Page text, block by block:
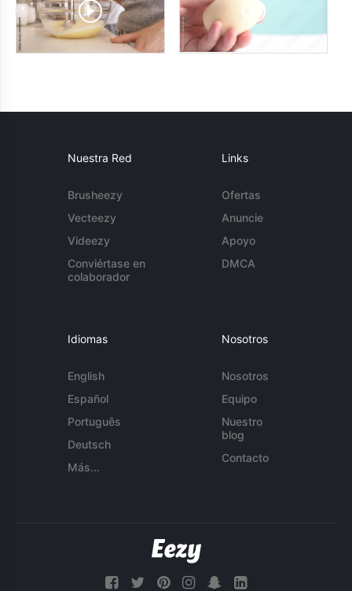
Nuestra Red
Brusheezy
Vecteezy
Videezy
Conviértase en
colaborador
Links
Ofertas
Anuncie
Apoyo
DMCA
Idiomas
English
Español
Português
Deutsch
Más...
Nosotros
Nosotros
Equipo
Nuestro
blog
Contacto